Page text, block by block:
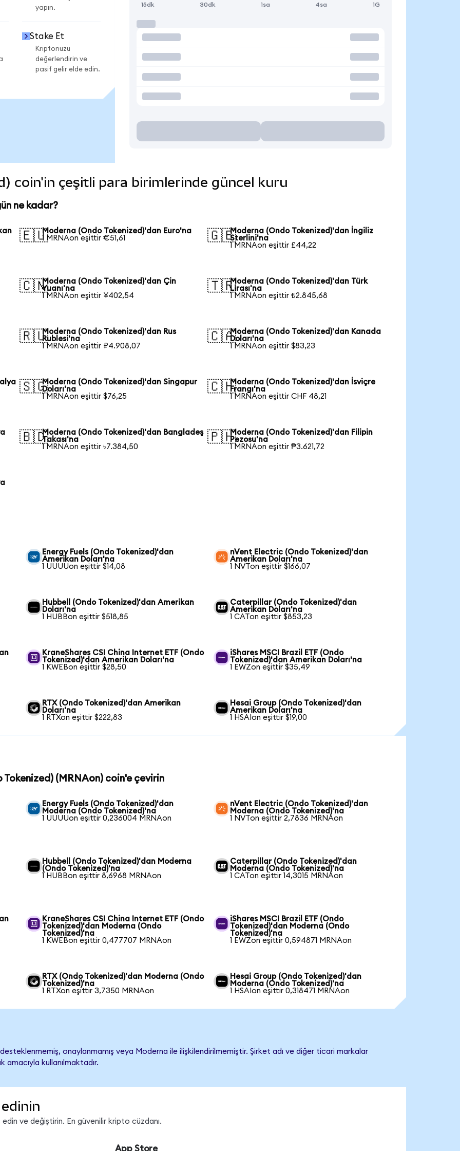
yapın.
Stake Et
Kriptonuzu
değerlendirin ve
pasif gelir elde edin.
15dk 30dk 1sa 4sa 1G
coin'in çeşitli para birimlerinde güncel kuru
ne kadar?
🇪🇺Moderna (Ondo Tokenized)'dan Euro'na
1 MRNAon eşittir €51,61
🇬🇧Moderna (Ondo Tokenized)'dan İngiliz
Sterlini'na
1 MRNAon eşittir £44,22
🇨🇳Moderna (Ondo Tokenized)'dan Çin
Yuanı'na
1 MRNAon eşittir ¥402,54
🇹🇷Moderna (Ondo Tokenized)'dan Türk
Lirası'na
1 MRNAon eşittir ₺2.845,68
🇷🇺Moderna (Ondo Tokenized)'dan Rus
Rublesi'na
1 MRNAon eşittir ₽4.908,07
🇨🇦Moderna (Ondo Tokenized)'dan Kanada
Doları'na
1 MRNAon eşittir $83,23
🇸🇬Moderna (Ondo Tokenized)'dan Singapur
Doları'na
1 MRNAon eşittir $76,25
🇨🇭Moderna (Ondo Tokenized)'dan İsviçre
Frangı'na
1 MRNAon eşittir CHF 48,21
🇧🇩Moderna (Ondo Tokenized)'dan Bangladeş
Takası'na
1 MRNAon eşittir ৳7.384,50
🇵🇭Moderna (Ondo Tokenized)'dan Filipin
Pezosu'na
1 MRNAon eşittir ₱3.621,72
Energy Fuels (Ondo Tokenized)'dan
Amerikan Doları'na
1 UUUUon eşittir $14,08
nVent Electric (Ondo Tokenized)'dan
Amerikan Doları'na
1 NVTon eşittir $166,07
Hubbell (Ondo Tokenized)'dan Amerikan
Doları'na
1 HUBBon eşittir $518,85
Caterpillar (Ondo Tokenized)'dan
Amerikan Doları'na
1 CATon eşittir $853,23
KraneShares CSI China Internet ETF (Ondo
Tokenized)'dan Amerikan Doları'na
1 KWEBon eşittir $28,50
iShares MSCI Brazil ETF (Ondo
Tokenized)'dan Amerikan Doları'na
1 EWZon eşittir $35,49
RTX (Ondo Tokenized)'dan Amerikan
Doları'na
1 RTXon eşittir $222,83
Hesai Group (Ondo Tokenized)'dan
Amerikan Doları'na
1 HSAIon eşittir $19,00
(MRNAon) coin'e çevirin
Energy Fuels (Ondo Tokenized)'dan
Moderna (Ondo Tokenized)'na
1 UUUUon eşittir 0,236004 MRNAon
nVent Electric (Ondo Tokenized)'dan
Moderna (Ondo Tokenized)'na
1 NVTon eşittir 2,7836 MRNAon
Hubbell (Ondo Tokenized)'dan Moderna
(Ondo Tokenized)'na
1 HUBBon eşittir 8,6968 MRNAon
Caterpillar (Ondo Tokenized)'dan
Moderna (Ondo Tokenized)'na
1 CATon eşittir 14,3015 MRNAon
KraneShares CSI China Internet ETF (Ondo
Tokenized)'dan Moderna (Ondo
Tokenized)'na
1 KWEBon eşittir 0,477707 MRNAon
iShares MSCI Brazil ETF (Ondo
Tokenized)'dan Moderna (Ondo
Tokenized)'na
1 EWZon eşittir 0,594871 MRNAon
RTX (Ondo Tokenized)'dan Moderna (Ondo
Tokenized)'na
1 RTXon eşittir 3,7350 MRNAon
Hesai Group (Ondo Tokenized)'dan
Moderna (Ondo Tokenized)'na
1 HSAIon eşittir 0,318471 MRNAon
onaylanmamış veya Moderna ile ilişkilendirilmemiştir. Şirket adı ve diğer ticari markalar
amacıyla kullanılmaktadır.
ve değiştirin. En güvenilir kripto cüzdanı.
App Store